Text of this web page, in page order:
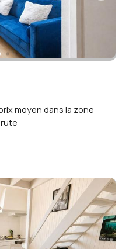
moyen dans la zone